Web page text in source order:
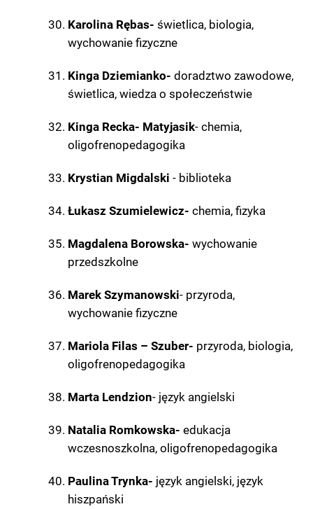
Karolina Rębas-świetlica, biologia,
wychowanie fizyczne
Kinga Dziemianko- doradztwo zawodowe,
świetlica, wiedza o społeczeństwie
Kinga Recka- Matyjasik- chemia,
oligofrenopedagogika
Krystian Migdalski- biblioteka
Łukasz Szumielewicz-chemia, fizyka
Magdalena Borowska-wychowanie
przedszkolne
Marek Szymanowski- przyroda,
wychowanie fizyczne
Mariola Filas – Szuber- przyroda, biologia,
oligofrenopedagogika
Marta Lendzion- język angielski
Natalia Romkowska-edukacja
wczesnoszkolna, oligofrenopedagogika
Paulina Trynka- język angielski, język
hiszpański